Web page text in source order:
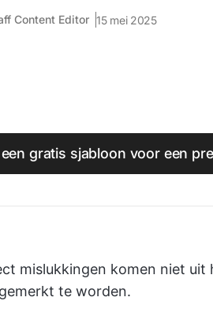
Content Editor 15 mei 2025
gratis sjabloon voor een
mislukkingen komen niet
te worden.